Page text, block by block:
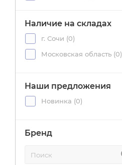
Наличие на складах
г. Сочи (0)
Московская область (0)
Наши предложения
Новинка (0)
Бренд